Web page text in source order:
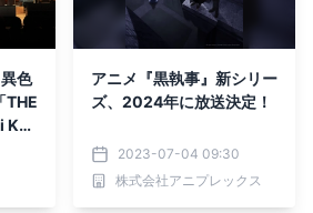
色
THE
Kat
アニメ『黒執事』新シリー
ズ、2024年に放送決定！
2023-07-04 09:30
株式会社アニプレックス